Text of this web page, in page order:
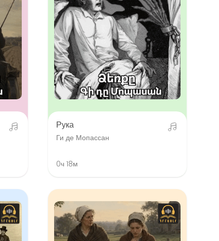
Рука
Ги де Мопассан
0ч 18м